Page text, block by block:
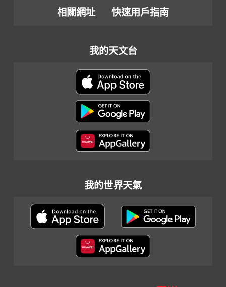
相關網址
快速用戶指南
我的天文台
我的世界天氣